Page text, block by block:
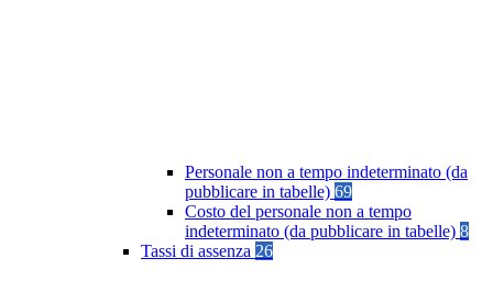
Personale non a tempo indeterminato (da
pubblicare in tabelle) 69
Costo del personale non a tempo
indeterminato (da pubblicare in tabelle) 8
Tassi di assenza 26